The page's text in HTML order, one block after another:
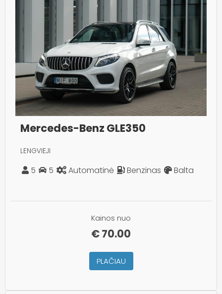
Mercedes-Benz GLE350
LENGVIEJI
5 5 Automatinė Benzinas Balta
Kainos nuo
€70.00
PLAČIAU